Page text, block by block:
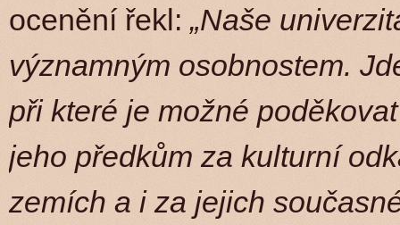
ocenění řekl: „Naše
významným osobnostem.
při které je možné
jeho předkům za kulturní
zemích a i za jejich